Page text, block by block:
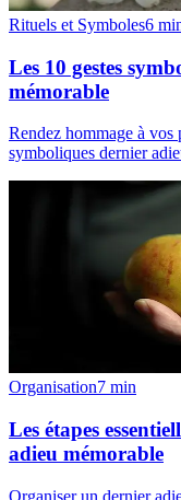
Rituels et Symboles6
Les 10 gestes
mémorable
Rendez hommage à vos
symboliques dernier
Organisation7 min
Les étapes
adieu mémorable
Organiser un dernier